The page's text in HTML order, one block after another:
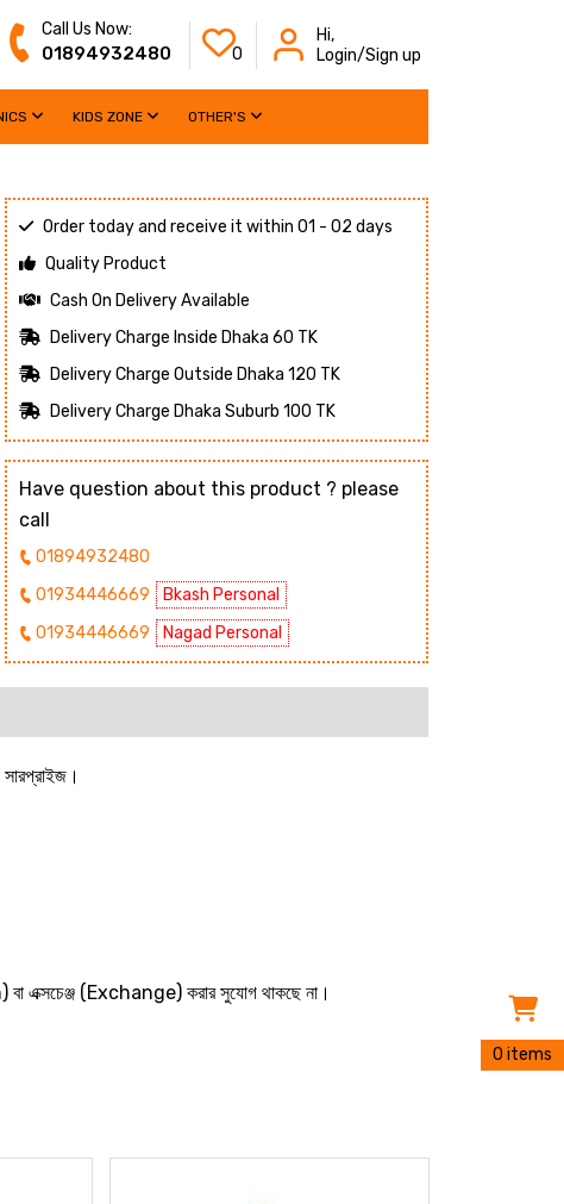
Call Us Now:
01894932480 0
Hi,
Login/Sign up
KIDS ZONE OTHER'S
Order today and receive it within 01 - 02 days
Quality Product
Cash On Delivery Available
Delivery Charge Inside Dhaka 60 TK
Delivery Charge Outside Dhaka 120 TK
Delivery Charge Dhaka Suburb 100 TK
Have question about this product ? please
call
01894932480
01934446669
Bkash Personal
01934446669
Nagad Personal
বা এক্সচেঞ্জ (Exchange) করার সুযোগ থাকছে না।
0 items